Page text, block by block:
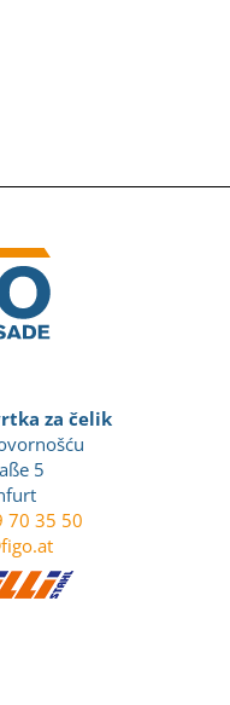
za čelik
5
70 35 50